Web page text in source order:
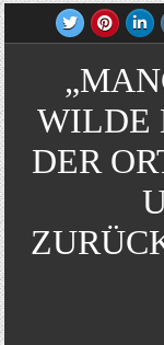
WILDE
DER